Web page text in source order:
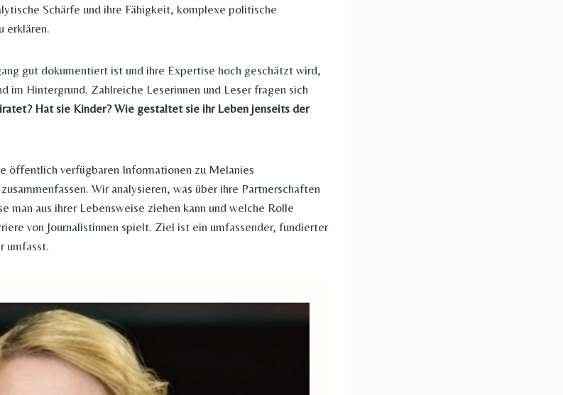
Schärfe und ihre Fähigkeit, komplexe politische
erklären.
gut dokumentiert ist und ihre Expertise hoch geschätzt wird,
im Hintergrund. Zahlreiche Leserinnen und Leser fragen sich
Hat sie Kinder? Wie gestaltet sie ihr Leben jenseits der
öffentlich verfügbaren Informationen zu Melanies
Wir analysieren, was über ihre Partnerschaften
man aus ihrer Lebensweise ziehen kann und welche Rolle
von Journalistinnen spielt. Ziel ist ein umfassender, fundierter
umfasst.